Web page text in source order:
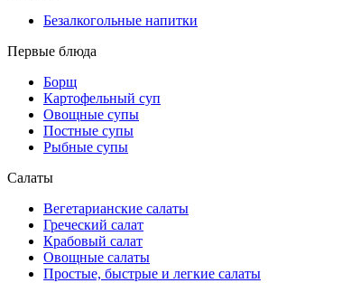
Безалкогольные напитки
Первые блюда
Борщ
Картофельный суп
Овощные супы
Постные супы
Рыбные супы
Салаты
Вегетарианские салаты
Греческий салат
Крабовый салат
Овощные салаты
Простые, быстрые и легкие салаты